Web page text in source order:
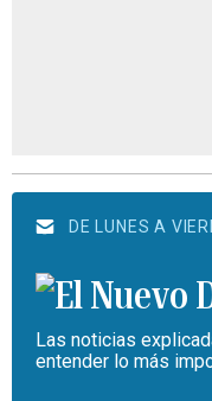
DE LUNES A
Las noticias
entender lo más